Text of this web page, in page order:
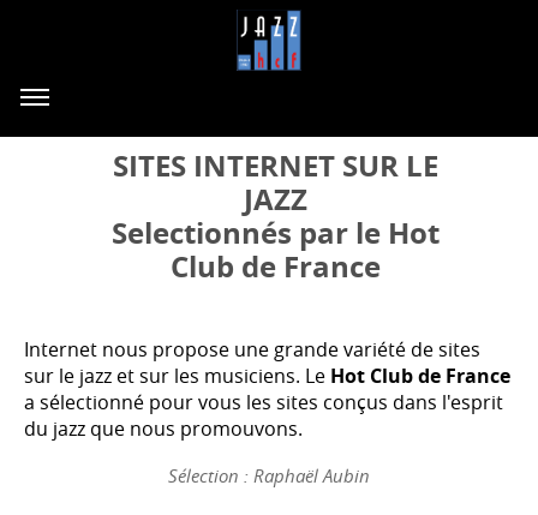
SITES INTERNET SUR LE
JAZZ
Selectionnés par le Hot
Club de France
Internet nous propose une grande variété de sites
sur le jazz et sur les musiciens. Le Hot Club de France
a sélectionné pour vous les sites conçus dans l'esprit
du jazz que nous promouvons.
Sélection : Raphaël Aubin